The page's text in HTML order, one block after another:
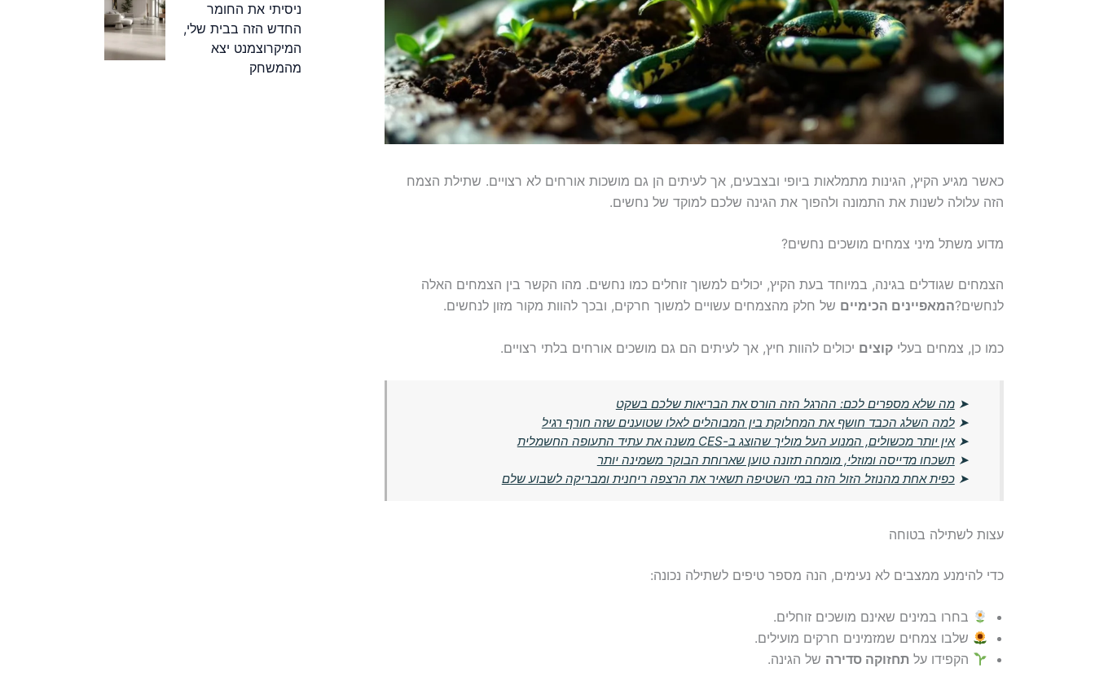
כאשר מגיע הקיץ, הגינות מתמלאות ביופי ובצבעים, אך לעיתים הן גם מושכות אורחים לא רצויים. שתילת הצמח
הזה עלולה לשנות את התמונה ולהפוך את הגינה שלכם למוקד של נחשים.
מדוע משתל מיני צמחים מושכים נחשים?
הצמחים שגודלים בגינה, במיוחד בעת הקיץ, יכולים למשוך זוחלים כמו נחשים. מהו הקשר בין הצמחים האלה
לנחשים?המאפיינים הכימיים של חלק מהצמחים עשויים למשוך חרקים, ובכך להוות מקור מזון לנחשים.
כמו כן, צמחים בעלי קוצים יכולים להוות חיץ, אך לעיתים הם גם מושכים אורחים בלתי רצויים.
➤מה שלא מספרים לכם: ההרגל הזה הורס את הבריאות שלכם בשקט
➤למה השלג הכבד חושף את המחלוקת בין המבוהלים לאלו שטוענים שזה חורף רגיל
➤אין יותר מכשולים, המנוע העל מוליך שהוצג ב-CES משנה את עתיד התעופה החשמלית
➤תשכחו מדייסה ומוזלי, מומחה תזונה טוען שארוחת הבוקר משמינה יותר
➤כפית אחת מהנוזל הזול הזה במי השטיפה תשאיר את הרצפה ריחנית ומבריקה לשבוע שלם
עצות לשתילה בטוחה
כדי להימנע ממצבים לא נעימים, הנה מספר טיפים לשתילה נכונה:
בחרו במינים שאינם מושכים זוחלים.
שלבו צמחים שמזמינים חרקים מועילים.
הקפידו עלתחזוקה סדירה של הגינה.
ניסיתי את החומר
החדש הזה בבית שלי,
המיקרוצמנט יצא
מהמשחק